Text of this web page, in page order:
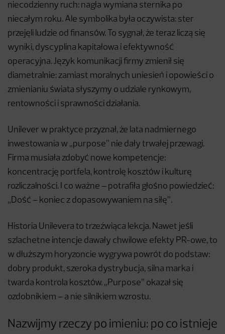
niecodzienny ruch: nagła wymiana sternika po
niecałym roku. Ale symbolika była oczywista: ster
przejęli ludzie od finansów. To sygnał, że teraz liczą się
wyniki, dyscyplina kapitałowa i efektywność
operacyjna. Język komunikacji firmy zmienił się
diametralnie: zamiast moralnych uniesień i opowieści o
zmienianiu świata słyszymy o udziale rynkowym,
rentowności i sprawności działania.
Unilever w praktyce przyznał, że lata nadmiernego
inwestowania w „purpose” nie dały trwałej przewagi.
Firma musiała zdobyć nowe kompetencje:
koncentrację portfela, kontrolę kosztów i kulturę
rozliczalności. I co ważne – potrafiła głośno powiedzieć:
„Dość – koniec z dopasowywaniem na siłę”.
Historia Unilevera to trzeźwiąca lekcja. Nawet jeśli
szlachetne intencje dawały chwilowe efekty PR-owe, to
w dłuższym horyzoncie wygrywa powrót do podstaw:
dobry produkt, szeroka dystrybucja, silna marka i
twarda kontrola kosztów. „Purpose” okazał się
ozdobnikiem – a nie silnikiem wzrostu.
Nazwijmy rzeczy po imieniu: po co istnieje